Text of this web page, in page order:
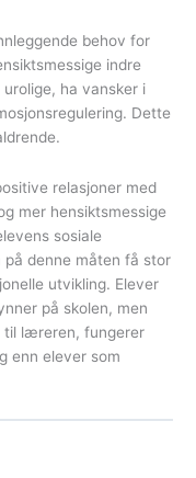
behov for
indre
ha vansker i
Dette
relasjoner med
mer hensiktsmessige
sosiale
denne måten få stor
utvikling. Elever
på skolen, men
til læreren, fungerer
enn elever som